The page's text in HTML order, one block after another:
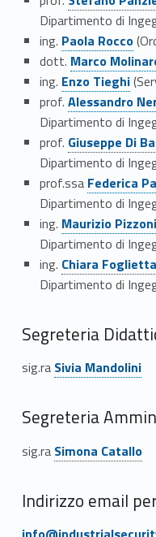
r
e
z
i
n
e
Dipartimento di
ing. Link identifier #identifier__102789-3
Paola Rocco
dott. Link identifier #identifier__16343-4
Marco
ing. Link identifier #identifier__185722-5
Enzo Tieghi
prof. Link identifier #identifier__12970-6
Alessandro
Dipartimento di
prof. Link identifier #identifier__145884-7
Giuseppe Di
Dipartimento di
prof.ssa Link identifier #identifier__29771-8
Federica
Dipartimento di
ing. Link identifier #identifier__5554-9
Maurizio
Dipartimento di
ing. Link identifier #identifier__18093-10
Chiara Foglietta
Dipartimento di
Segreteria
sig.ra Link identifier #identifier__105782-11
Sivia Mandolini
Segreteria
sig.ra Link identifier #identifier__96299-12
Simona Catallo
Indirizzo email
Link identifier #identifier__47540-13